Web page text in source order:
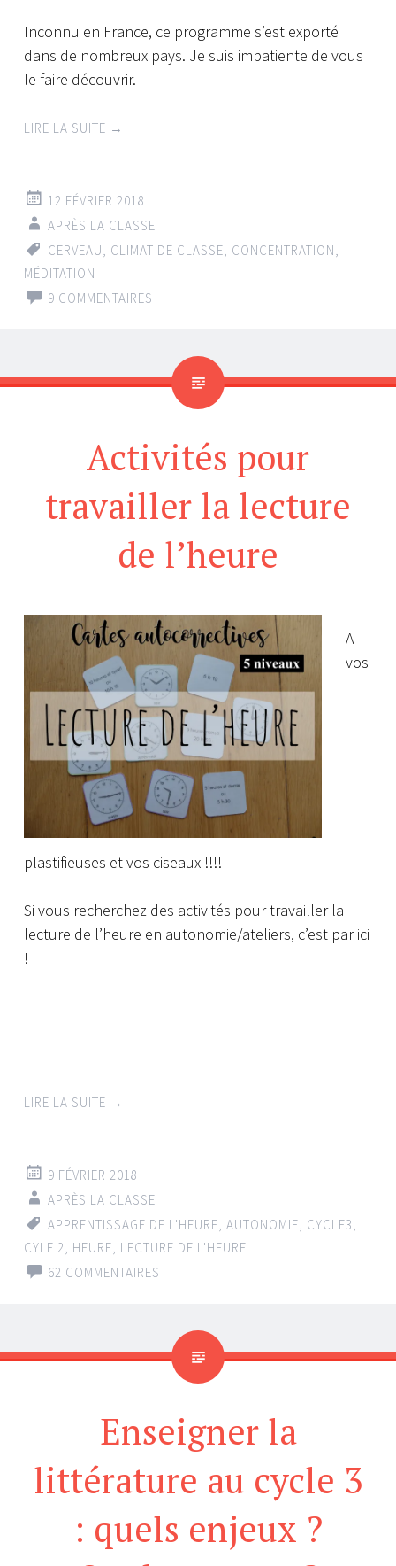
Inconnu en France, ce programme s’est exporté
dans de nombreux pays. Je suis impatiente de vous
le faire découvrir.
LIRE LA SUITE →
12 FÉVRIER 2018
APRÈS LA CLASSE
CERVEAU, CLIMAT DE CLASSE, CONCENTRATION,
MÉDITATION
9 COMMENTAIRES
Activités pour
travailler la lecture
de l’heure
A
vos
plastifieuses et vos ciseaux !!!!
Si vous recherchez des activités pour travailler la
lecture de l’heure en autonomie/ateliers, c’est par ici
!
LIRE LA SUITE →
9 FÉVRIER 2018
APRÈS LA CLASSE
APPRENTISSAGE DE L'HEURE, AUTONOMIE, CYCLE3,
CYLE 2, HEURE, LECTURE DE L'HEURE
62 COMMENTAIRES
Enseigner la
littérature au cycle 3
: quels enjeux ?